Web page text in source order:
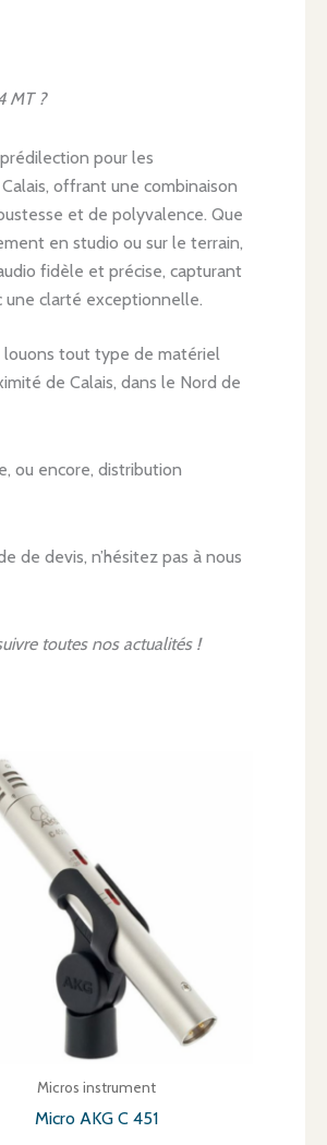
MT ?
pour les
offrant une combinaison
et de polyvalence. Que
en studio ou sur le terrain,
fidèle et précise, capturant
une clarté exceptionnelle.
louons tout type de matériel
de Calais, dans le Nord de
ou encore, distribution
de devis, n’hésitez pas à nous
toutes nos actualités !
Micros instrument
Micro AKG C 451